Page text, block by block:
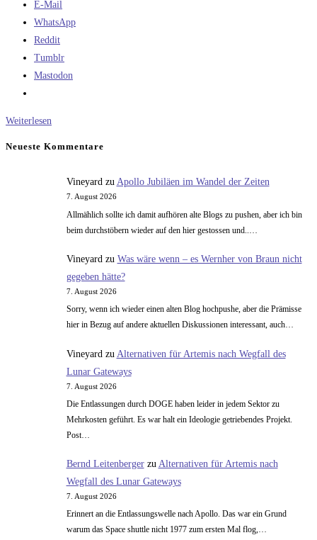
E-Mail
WhatsApp
Reddit
Tumblr
Mastodon
Weiterlesen
Ersatz
Neueste Kommentare
Vineyardzu Apollo Jubiläen im Wandel der Zeiten
7. August 2026
Allmählich sollte ich damit aufhören alte Blogs zu pushen, aber ich bin
beim durchstöbern wieder auf den hier gestossen und..…
Vineyard zu Was wäre wenn – es Wernher von Braun nicht
gegeben hätte?
7. August 2026
Sorry, wenn ich wieder einen alten Blog hochpushe, aber die Prämisse
hier in Bezug auf andere aktuellen Diskussionen interessant, auch…
Vineyard zu Alternativen für Artemis nach Wegfall des
Lunar Gateways
7. August 2026
Die Entlassungen durch DOGE haben leider in jedem Sektor zu
Mehrkosten geführt. Es war halt ein Ideologie getriebendes Projekt.
Post…
Bernd Leitenbergerzu Alternativen für Artemis nach
Wegfall des Lunar Gateways
7. August 2026
Erinnert an die Entlassungswelle nach Apollo. Das war ein Grund
warum das Space shuttle nicht 1977 zum ersten Mal flog,…